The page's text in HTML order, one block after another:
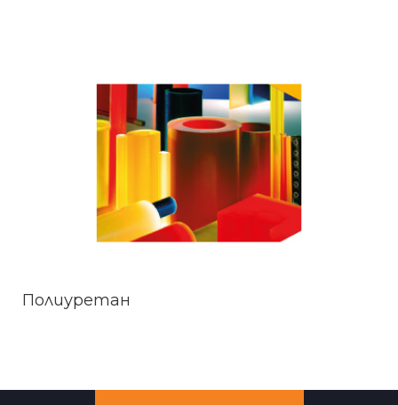
Полиуретан